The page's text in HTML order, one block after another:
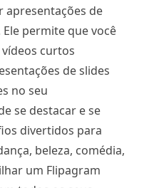
apresentações de
permite que você
curtos
de slides
no seu
se destacar e se
divertidos para
beleza, comédia,
um Flipagram